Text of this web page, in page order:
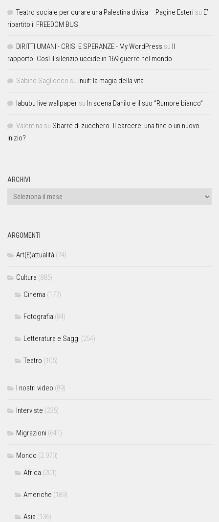
Teatro sociale per curare una Palestina divisa – Pagine Esteri su E’
ripartito il FREEDOM BUS
DIRITTI UMANI - CRISI E SPERANZE - My WordPress su
rapporto. Così il silenzio uccide in 169 guerre nel mondo
Sabino Sagliocco su Inuit: la magia della vita
labubu live wallpaper su In scena Danilo e il suo “Rumore bianco”
Valentina su Sbarre di zucchero. Il carcere: una fine o un nuovo
inizio?
ARCHIVI
ARGOMENTI
Art(E)attualità (74)
Cultura (885)
Cinema (177)
Fotografia (84)
Letteratura e Saggi (254)
Teatro (105)
I nostri video (89)
Interviste (235)
Migrazioni (641)
Mondo (2.970)
Africa (201)
Americhe (189)
Asia (136)